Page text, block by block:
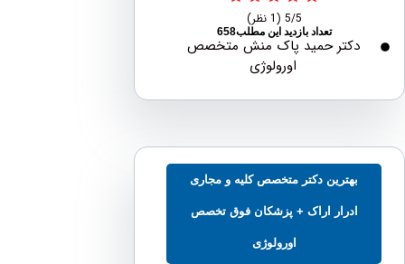
تعداد بازدید این مطلب658
دکتر حمید پاک منش متخصص
اورولوژی
بهترین دکتر متخصص کلیه و مجاری
ادرار اراک + پزشکان فوق تخصص